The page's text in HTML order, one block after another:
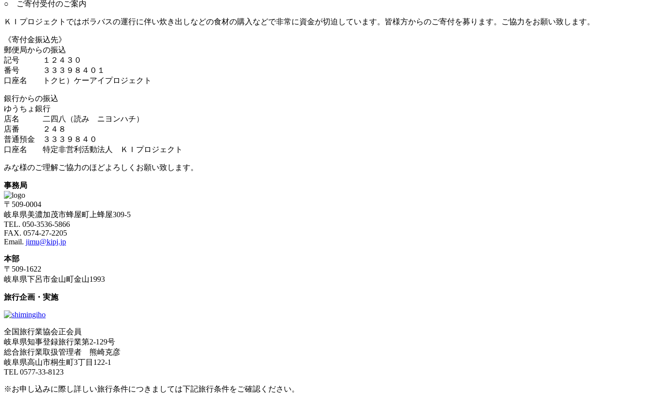
○ ご寄付受付のご案内
ＫＩプロジェクトではボラバスの運行に伴い炊き出しなどの食材の購入などで非常に資金が切迫しています。皆様方からのご寄付を募ります。ご協力をお願い致します。
《寄付金振込先》
郵便局からの振込
記号 １２４３０
番号 ３３３９８４０１
口座名 トクヒ）ケーアイプロジェクト
銀行からの振込
ゆうちょ銀行
店名 二四八（読み ニヨンハチ）
店番 ２４８
普通預金 ３３３９８４０
口座名 特定非営利活動法人 ＫＩプロジェクト
みな様のご理解ご協力のほどよろしくお願い致します。
事務局
〒509-0004
岐阜県美濃加茂市蜂屋町上蜂屋309-5
TEL. 050-3536-5866
FAX. 0574-27-2205
Email. jimu@kipj.jp
本部
〒509-1622
岐阜県下呂市金山町金山1993
旅行企画・実施
全国旅行業協会正会員
岐阜県知事登録旅行業第2-129号
総合旅行業取扱管理者 熊崎克彦
岐阜県高山市桐生町3丁目122-1
TEL 0577-33-8123
※お申し込みに際し詳しい旅行条件につきましては下記旅行条件をご確認ください。